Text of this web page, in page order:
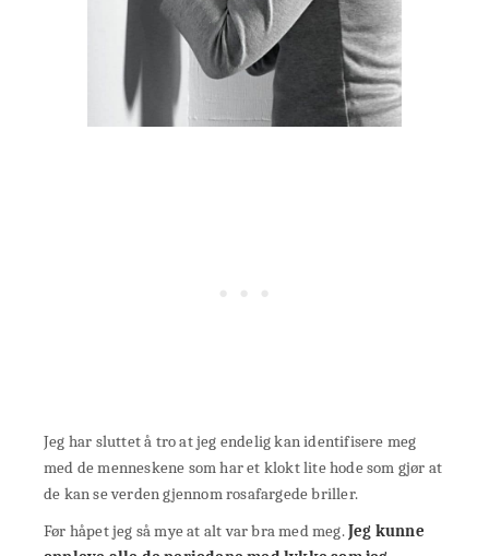
Jeg har sluttet å tro at jeg endelig kan identifisere meg
med de menneskene som har et klokt lite hode som gjør at
de kan se verden gjennom rosafargede briller.
Før håpet jeg så mye at alt var bra med meg.Jeg kunne